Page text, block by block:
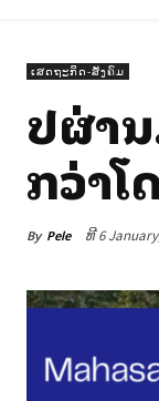
ເສດຖະກິດ-ສັງຄົມ
ປີຜ່າ
ກວ່າໂ
By Pele ທີ 6